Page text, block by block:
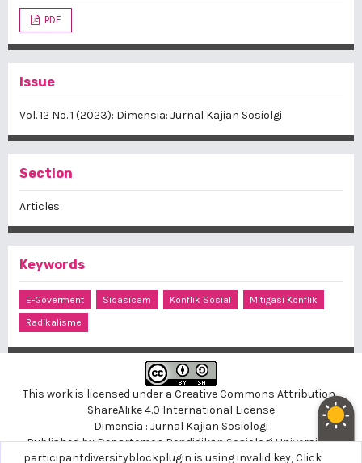
PDF
Issue
Vol. 12 No. 1 (2023): Dimensia: Jurnal Kajian Sosiolgi
Section
Articles
Keywords
E-Goverment Sidasicam Konflik Sosial
Mitigasi Konflik
Radikalisme
This work is licensed under a Creative Commons Attribution-
ShareAlike 4.0 International License
Dimensia : Jurnal Kajian Sosiologi
Published byDepartemen Pendidikan SosiologiUniversitas
Negeri Yogyakarta, Indonesia
noblethemeplugin is using invalid key,Click here to support
participantdiversityblockplugin is using invalid key,Click